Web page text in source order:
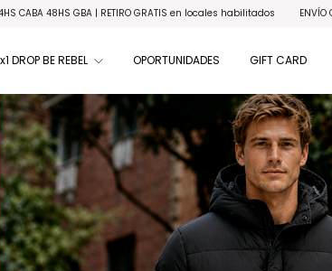
en locales habilitados ENVÍO GRATIS A TODO EL PAÍS superando
DROP BE REBEL OPORTUNIDADES GIFT CARD